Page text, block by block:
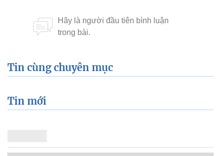
Tin cùng chuyên mục
Tin mới